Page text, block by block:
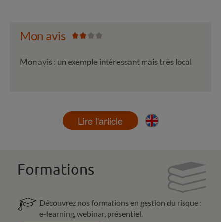
Mon avis
Mon avis : un exemple intéressant mais très local
Lire l'article
Formations
Découvrez nos formations en gestion du risque :
e-learning, webinar, présentiel.